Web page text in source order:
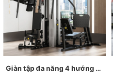
Giàn tập đa năng 4 hướng FM420P